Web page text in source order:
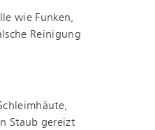
wie Funken,
Reinigung
Staub gereizt